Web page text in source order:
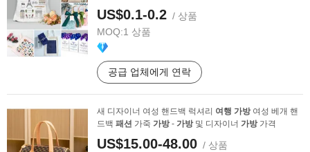
US$0.1-0.2 / 상품
MOQ:1 상품
공급 업체에게 연락
새 디자이너 여성 핸드백 럭셔리 여행 가방여성 베개 핸
드백 패션 가죽 가방- 가방및 디자이너 가방가격
US$15.00-48.00 / 상품